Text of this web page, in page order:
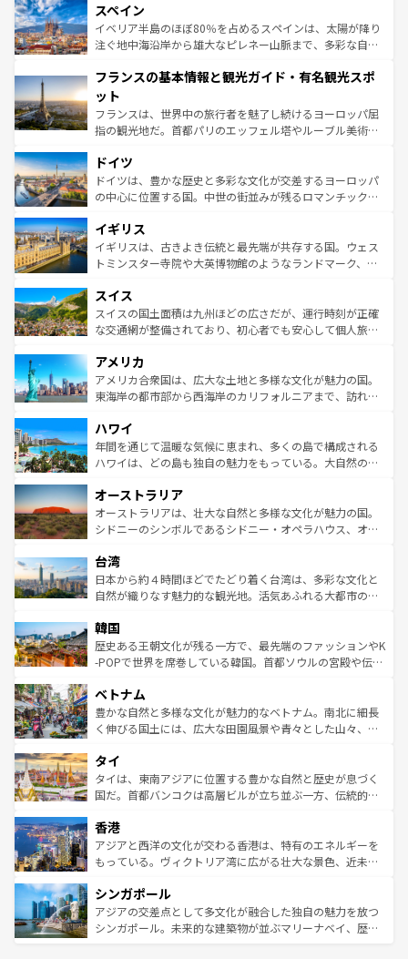
ろん、トスカーナの美しい田園風景やアマルフィ海岸の絶
景など、自然景観も見逃せない。観光の合間には、本場の
ピザやパスタなど、絶品のイタリア料理を堪能することも
ませてくれるイタリアで、忘れられない旅をしてみよう！
なお、新着のイタリア情報は
しい。
スペイン
イベリア半島のほぼ80％を占めるスペインは、太陽が降り
注ぐ地中海沿岸から雄大なピレネー山脈まで、多彩な自然
文化が根付くこの国では、情熱的なフラメンコ、熱気あふ
れる闘牛、そして美味しいタパスが生活の一部となってい
る。首都マドリードの洗練された雰囲気や、バルセロナの
アートに溢れた街角から、地方では古代ローマ遺跡や中世
せる。地方によって風土や気候が異なるスペインはその個
性で訪れる人を魅了する。 なお、新着のスペイン情報は コ
ンテンツ一覧を参照してほしい。
フランスの基本情報と観光ガイド・有名観光スポ
ット
フランスは、世界中の旅行者を魅了し続けるヨーロッパ屈
指の観光地だ。首都パリのエッフェル塔やルーブル美術館
で、幅広い魅力が詰まっている。華麗な宮殿、歴史的な大
聖堂、美しいビーチ、そして豊かな自然が、訪れる者を心
から魅了する。また、フランスは美食の国としても知ら
いる。シャンパンの発祥地であるランス、プロヴァンスの
香り高いラベンダー畑など、多彩な楽しみ方が可能だ。さ
らに、パリ以外の地域にも魅力が溢れており、どの街角に
れる地方に足を運ぶとそれぞれで全く異なる文化を体験で
きるだろう。 なお、新着のフランス情報はコンテンツ一覧
を参照してほしい。
ドイツ
ドイツは、豊かな歴史と多彩な文化が交差するヨーロッパ
の中心に位置する国。中世の街並みが残るロマンチック街
顔を持つこの国は、どこを歩いても飽きることがない。ベ
ルリンの文化的活気、バイエルン州のアルプスの絶景、そ
してライン川沿いのワイン畑といった風景は必見。ビール
は、お酒好きな人にはぜひ体験してほしい。 なお、新着の
ドイツ情報はコンテンツ一覧を参照してほしい。
イギリス
イギリスは、古きよき伝統と最先端が共存する国。ウェス
トミンスター寺院や大英博物館のようなランドマーク、歴
リアごとに異なる魅力がある。また、優雅なアフタヌーン
ティー、ビール好きにはたまらない英国パブ、サッカー観
戦など、本場だからこそできる体験も豊富。イギリスを旅
ンツ一覧を参照してほしい。
スイス
スイスの国土面積は九州ほどの広さだが、運行時刻が正確
な交通網が整備されており、初心者でも安心して個人旅行
の建物がそのまま残る町や、スイスならではのユニークな
博物館もあり、アルプス観光だけでなく町歩きも満喫する
ことができる。国民の所得が高いため物価も高いが、旅行
ば市内交通費無料で観光を楽しむこともできる。 なお、新
着のスイス情報はコンテンツ一覧 を参照してほしい。
アメリカ
アメリカ合衆国は、広大な土地と多様な文化が魅力の国。
東海岸の都市部から西海岸のカリフォルニアまで、訪れる
のような巨大都市は、観光、ショッピング、エンターテイ
ンメントが詰まった刺激的なスポットだ。一方、アメリカ
西部には大自然が広がり、グランドキャニオンやイエロー
部のニューオーリンズでは、音楽と美食が融合した独特の
文化が魅力。旅行者はアメリカの各地域で異なる魅力を楽
しみながら、その多様性と豊かな歴史を感じることができ
ならではの贅沢な旅のスタイルだ。 なお、新着のアメリカ
情報はコンテンツ一覧を参照してほしい。
ハワイ
年間を通じて温暖な気候に恵まれ、多くの島で構成される
ハワイは、どの島も独自の魅力をもっている。大自然の神
ワイ島は見逃せない。また、定番の観光地といえばオアフ
島だが、静かな自然を求めるならマウイ島やカウアイ島が
おすすめ。エメラルドグリーンに輝く海をはじめ、豊かな
れるおもてなしの心で訪れる人々を迎えてくれるハワイの
人々、おいしいローカルフードやハワイアンミュージッ
ク、伝統的なフラダンスなど、すべてがハワイの魅力を彩
ワイを、存分に味わってほしい。 なお、新着のハワイ情報
はコンテンツ一覧を参照してほしい。
オーストラリア
オーストラリアは、壮大な自然と多様な文化が魅力の国。
シドニーのシンボルであるシドニー・オペラハウス、オー
リアリーフや大陸中央部にそびえるウルル（エアーズロッ
ク）、タスマニアの美しい原生林やケアンズの熱帯雨林な
ど、見どころがたくさん。また、カフェやワイン、オージ
いる。アクティビティも充実しており、サーフィンやダイ
ビング、ハイキングなど、アウトドア好きにはたまらな
い。オーストラリアの多彩な魅力を存分に味わいつくそ
参照してほしい。
台湾
日本から約４時間ほどでたどり着く台湾は、多彩な文化と
自然が織りなす魅力的な観光地。活気あふれる大都市の台
ン）、静ひつな山岳地帯である台湾東部など、都市の喧騒
と山間の静けさが共存しており、訪れる人に新しい発見と
驚きをもたらしてくれる。また、奥深い台湾の食文化も魅
容にもいいと評判のスイーツなど、バラエティ豊かな料理
が味わえる。 なお、新着の台湾情報は コンテンツ一覧を参
照してほしい。
韓国
歴史ある王朝文化が残る一方で、最先端のファッションやK
-POPで世界を席巻している韓国。首都ソウルの宮殿や伝統
き、地方に足を延ばせば四季折々の自然美を楽しむことが
できる。そして、キムチや焼肉、絶品のストリートフード
まで、さまざまな韓国料理が待っている。夜には、韓国な
リティに包まれながら、韓国の多彩な魅力を心ゆくまで味
わってみてほしい。 なお、新着の韓国情報はコンテンツ一
覧を参照してほしい。
ベトナム
豊かな自然と多様な文化が魅力的なベトナム。南北に細長
く伸びる国土には、広大な田園風景や青々とした山々、世
急速な発展と共に伝統が息づく。ハノイの古い町並みやホ
ーチミン市のフランス統治時代の建物も、独特の雰囲気を
醸し出している。また、バラエティの豊かさとおいしさで
とつ。フォーやバインミー、ベトナムコーヒーなどは、ぜ
ひ現地で味わいたい。どの地域を訪れてもあたたかい人々
が旅行者を迎えてくれるので、きっと忘れられない旅にな
参照してほしい。
タイ
タイは、東南アジアに位置する豊かな自然と歴史が息づく
国だ。首都バンコクは高層ビルが立ち並ぶ一方、伝統的な
の活気が交差している。北部ではチェンマイなどの山岳地
帯で自然と触れ合い、南部ではプーケットやクラビの美し
いビーチでリゾート気分を楽しむことができる。タイ料理
激する。気候は一年中温暖で、どの季節にも異なる楽しみ
が待っている。親しみやすいタイの人々、仏教を中心とし
た文化、そして多様な観光資源が、訪れる旅人を魅了し続
香港
アジアと西洋の文化が交わる香港は、特有のエネルギーを
もっている。ヴィクトリア湾に広がる壮大な景色、近未来
み、どこを訪れても感動するはず。観光スポットが密集し
ており、効率よく見どころを回れるのも魅力。息をのむよ
うな絶景から文化的な体験まで、香港を存分に楽しみ尽く
シンガポール
アジアの交差点として多文化が融合した独自の魅力を放つ
シンガポール。未来的な建築物が並ぶマリーナベイ、歴史